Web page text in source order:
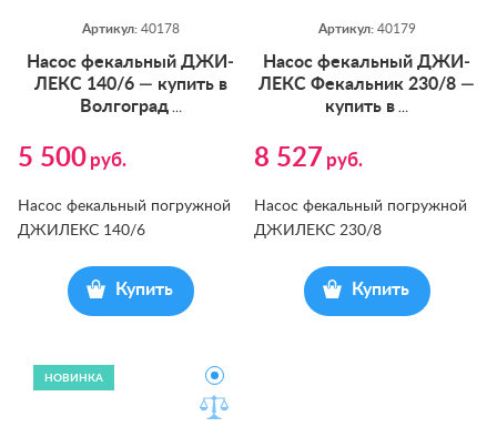
Артикул: 40178
На­сос фе­каль­ный ДЖИ­
ЛЕКС 140/6 — ку­пить в
Вол­гоград…
5 500 руб.
Насос фекальный погружной
ДЖИЛЕКС 140/6
Купить
Артикул: 40179
На­сос фе­каль­ный ДЖИ­
ЛЕКС Фе­каль­ник 230/8 —
ку­пить в …
8 527 руб.
Насос фекальный погружной
ДЖИЛЕКС 230/8
Купить
НОВИНКА